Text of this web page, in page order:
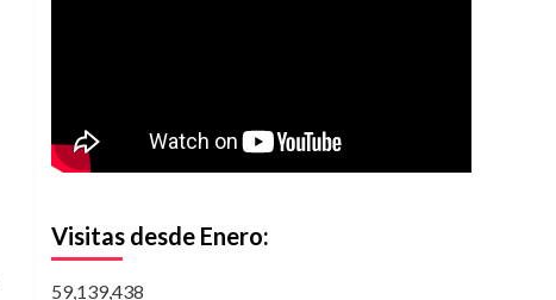
Visitas desde Enero:
59,139,438